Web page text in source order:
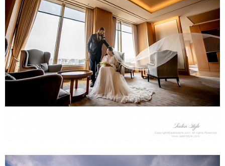
스몰웨딩 - 신라호텔(작업중)